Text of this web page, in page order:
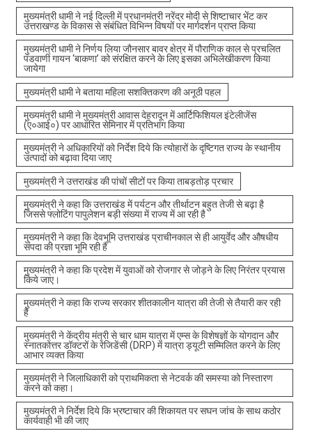
मुख्यमंत्री धामी ने नई दिल्ली में प्रधानमंत्री नरेंद्र मोदी से शिष्टाचार भेंट कर
उत्तराखण्ड के विकास से संबंधित विभिन्न विषयों पर मार्गदर्शन प्राप्त किया
मुख्यमंत्री धामी ने निर्णय लिया जौनसार बावर क्षेत्र में पौराणिक काल से प्रचलित
पंडवाणी गायन ‘बाकणा’ को संरक्षित करने के लिए इसका अभिलेखीकरण किया
जायेगा
मुख्यमंत्री धामी ने बताया महिला सशक्तिकरण की अनूठी पहल
मुख्यमंत्री धामी ने मुख्यमंत्री आवास देहरादून में आर्टिफिशियल इंटेलीजेंस
(ए०आई०) पर आधारित सेमिनार में प्रतिभाग किया
मुख्यमंत्री ने अधिकारियों को निर्देश दिये कि त्योहारों के दृष्टिगत राज्य के स्थानीय
उत्पादों को बढ़ावा दिया जाए
मुख्यमंत्री ने उत्तराखंड की पांचों सीटों पर किया ताबड़तोड़ प्रचार
मुख्यमंत्री ने कहा कि उत्तराखंड में पर्यटन और तीर्थाटन बहुत तेजी से बढ़ा है
जिससे फ्लोटिंग पापुलेशन बड़ी संख्या में राज्य में आ रही है
मुख्यमंत्री ने कहा कि देवभूमि उत्तराखंड प्राचीनकाल से ही आयुर्वेद और औषधीय
संपदा की प्रज्ञा भूमि रही है
मुख्यमंत्री ने कहा कि प्रदेश में युवाओं को रोजगार से जोड़ने के लिए निरंतर प्रयास
किये जाए।
मुख्यमंत्री ने कहा कि राज्य सरकार शीतकालीन यात्रा की तेजी से तैयारी कर रही
है
मुख्यमंत्री ने केंद्रीय मंत्री से चार धाम यात्रा में एम्स के विशेषज्ञों के योगदान और
स्नातकोत्तर डॉक्टरों के रेजिडेंसी (DRP) में यात्रा ड्यूटी सम्मिलित करने के लिए
आभार व्यक्त किया
मुख्यमंत्री ने जिलाधिकारी को प्राथमिकता से नेटवर्क की समस्या को निस्तारण
करने को कहा।
मुख्यमंत्री ने निर्देश दिये कि भ्रष्टाचार की शिकायत पर सघन जांच के साथ कठोर
कार्यवाही भी की जाए